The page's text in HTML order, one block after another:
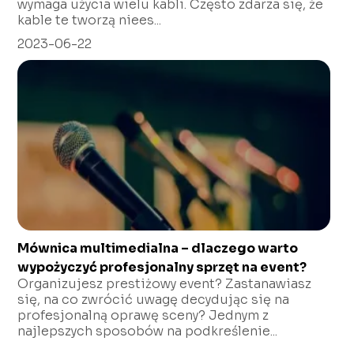
wymaga użycia wielu kabli. Często zdarza się, że
kable te tworzą niees...
2023-06-22
Mównica multimedialna – dlaczego warto
wypożyczyć profesjonalny sprzęt na event?
Organizujesz prestiżowy event? Zastanawiasz
się, na co zwrócić uwagę decydując się na
profesjonalną oprawę sceny? Jednym z
najlepszych sposobów na podkreślenie...